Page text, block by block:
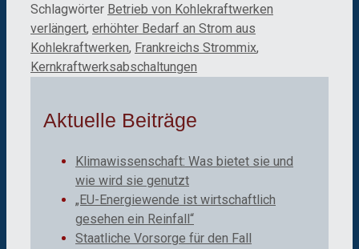
Schlagwörter Betrieb von Kohlekraftwerken
verlängert, erhöhter Bedarf an Strom aus
Kohlekraftwerken, Frankreichs Strommix,
Kernkraftwerksabschaltungen
Aktuelle Beiträge
Klimawissenschaft: Was bietet sie und
wie wird sie genutzt
„EU-Energiewende ist wirtschaftlich
gesehen ein Reinfall“
Staatliche Vorsorge für den Fall